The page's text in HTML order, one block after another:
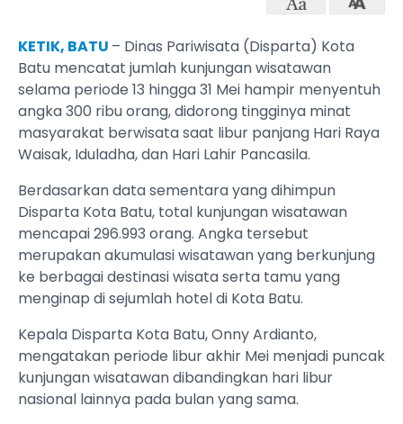
KETIK, BATU – Dinas Pariwisata (Disparta) Kota
Batu mencatat jumlah kunjungan wisatawan
selama periode 13 hingga 31 Mei hampir menyentuh
angka 300 ribu orang, didorong tingginya minat
masyarakat berwisata saat libur panjang Hari Raya
Waisak, Iduladha, dan Hari Lahir Pancasila.
Berdasarkan data sementara yang dihimpun
Disparta Kota Batu, total kunjungan wisatawan
mencapai 296.993 orang. Angka tersebut
merupakan akumulasi wisatawan yang berkunjung
ke berbagai destinasi wisata serta tamu yang
menginap di sejumlah hotel di Kota Batu.
Kepala Disparta Kota Batu, Onny Ardianto,
mengatakan periode libur akhir Mei menjadi puncak
kunjungan wisatawan dibandingkan hari libur
nasional lainnya pada bulan yang sama.